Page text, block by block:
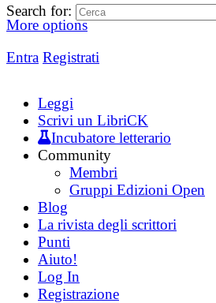
More options
Entra Registrati
Search for:
Leggi
Scrivi un LibriCK
Incubatore letterario
Community
Membri
Gruppi Edizioni Open
Blog
La rivista degli scrittori
Punti
Aiuto!
Log In
Registrazione